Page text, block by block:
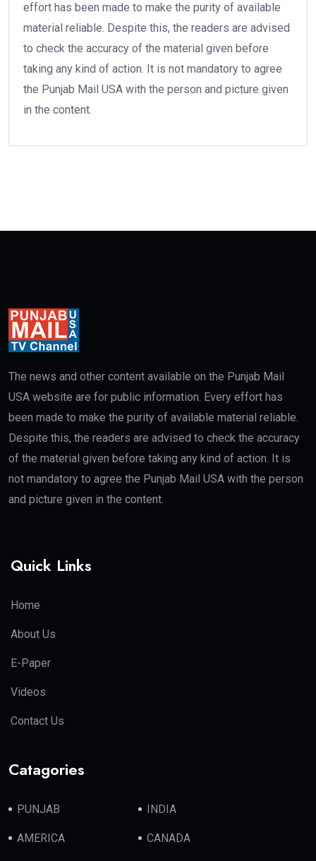
effort has been made to make the purity of available
material reliable. Despite this, the readers are advised
to check the accuracy of the material given before
taking any kind of action. It is not mandatory to agree
the Punjab Mail USA with the person and picture given
in the content.
The news and other content available on the Punjab Mail
USA website are for public information. Every effort has
been made to make the purity of available material reliable.
Despite this, the readers are advised to check the accuracy
of the material given before taking any kind of action. It is
not mandatory to agree the Punjab Mail USA with the person
and picture given in the content.
Quick Links
Home
About Us
E-Paper
Videos
Contact Us
Catagories
PUNJAB INDIA
AMERICA CANADA